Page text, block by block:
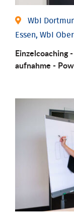
WbI
Essen, WbI
Einzel­coaching
aufnahme -